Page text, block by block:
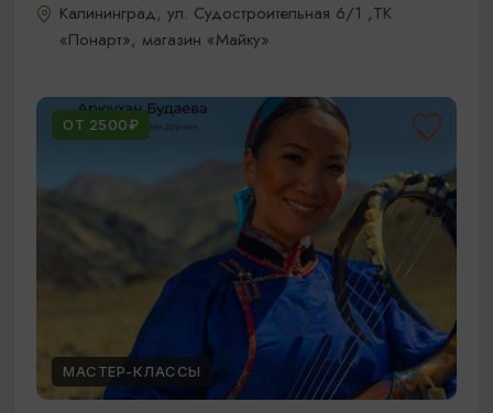
Калининград, ул. Судостроительная 6/1 ,ТК
«Понарт», магазин «Майку»
ОТ 2500₽
МАСТЕР-КЛАССЫ